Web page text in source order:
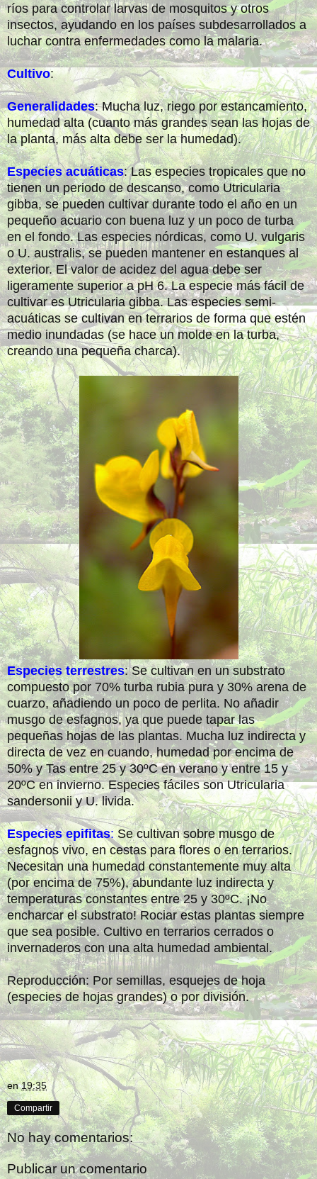
ríos para controlar larvas de mosquitos y otros
insectos, ayudando en los países subdesarrollados a
luchar contra enfermedades como la malaria.
Cultivo:
Generalidades: Mucha luz, riego por estancamiento,
humedad alta (cuanto más grandes sean las hojas de
la planta, más alta debe ser la humedad).
Especies acuáticas: Las especies tropicales que no
tienen un periodo de descanso, como Utricularia
gibba, se pueden cultivar durante todo el año en un
pequeño acuario con buena luz y un poco de turba
en el fondo. Las especies nórdicas, como U. vulgaris
o U. australis, se pueden mantener en estanques al
exterior. El valor de acidez del agua debe ser
ligeramente superior a pH 6. La especie más fácil de
cultivar es Utricularia gibba. Las especies semi-
acuáticas se cultivan en terrarios de forma que estén
medio inundadas (se hace un molde en la turba,
creando una pequeña charca).
Especies terrestres: Se cultivan en un substrato
compuesto por 70% turba rubia pura y 30% arena de
cuarzo, añadiendo un poco de perlita. No añadir
musgo de esfagnos, ya que puede tapar las
pequeñas hojas de las plantas. Mucha luz indirecta y
directa de vez en cuando, humedad por encima de
50% y Tas entre 25 y 30ºC en verano y entre 15 y
20ºC en invierno. Especies fáciles son Utricularia
sandersonii y U. livida.
Especies epifitas: Se cultivan sobre musgo de
esfagnos vivo, en cestas para flores o en terrarios.
Necesitan una humedad constantemente muy alta
(por encima de 75%), abundante luz indirecta y
temperaturas constantes entre 25 y 30ºC. ¡No
encharcar el substrato! Rociar estas plantas siempre
que sea posible. Cultivo en terrarios cerrados o
invernaderos con una alta humedad ambiental.
Reproducción: Por semillas, esquejes de hoja
(especies de hojas grandes) o por división.
en19:35
Compartir
No hay comentarios:
Publicar un comentario